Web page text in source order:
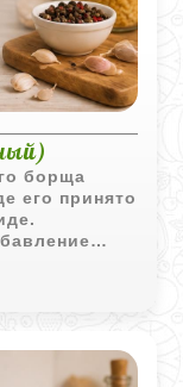
борща
его принято
блюдо